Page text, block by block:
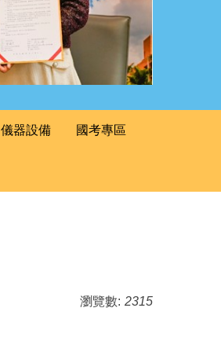
儀器設備 國考專區
瀏覽數: 2315